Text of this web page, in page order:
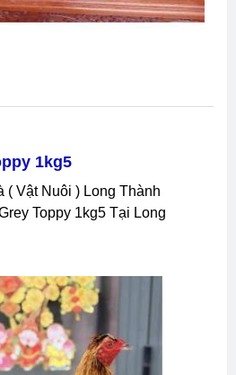
1kg5
Toppy 1kg5 Tại Long